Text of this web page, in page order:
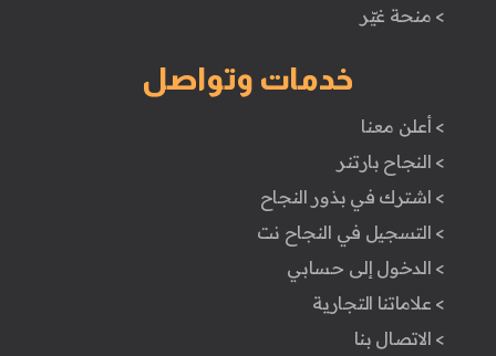
> منحة غيّر
خدمات وتواصل
> أعلن معنا
> النجاح بارتنر
> اشترك في بذور النجاح
> التسجيل في النجاح نت
> الدخول إلى حسابي
> علاماتنا التجارية
> الاتصال بنا